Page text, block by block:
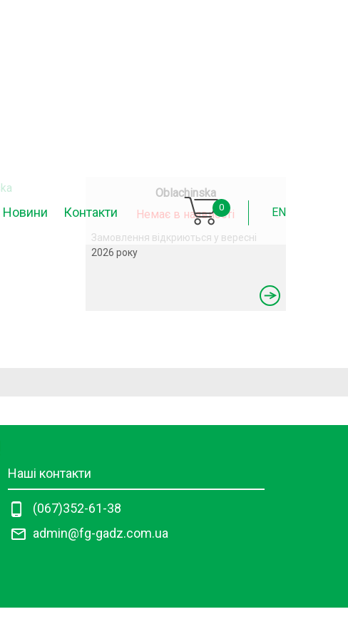
Новини Контакти 0 EN
Oblachinska
Немає в наявності
Замовлення відкриються у вересні
2026 року
Наші контакти
(067)352-61-38
admin@fg-gadz.com.ua